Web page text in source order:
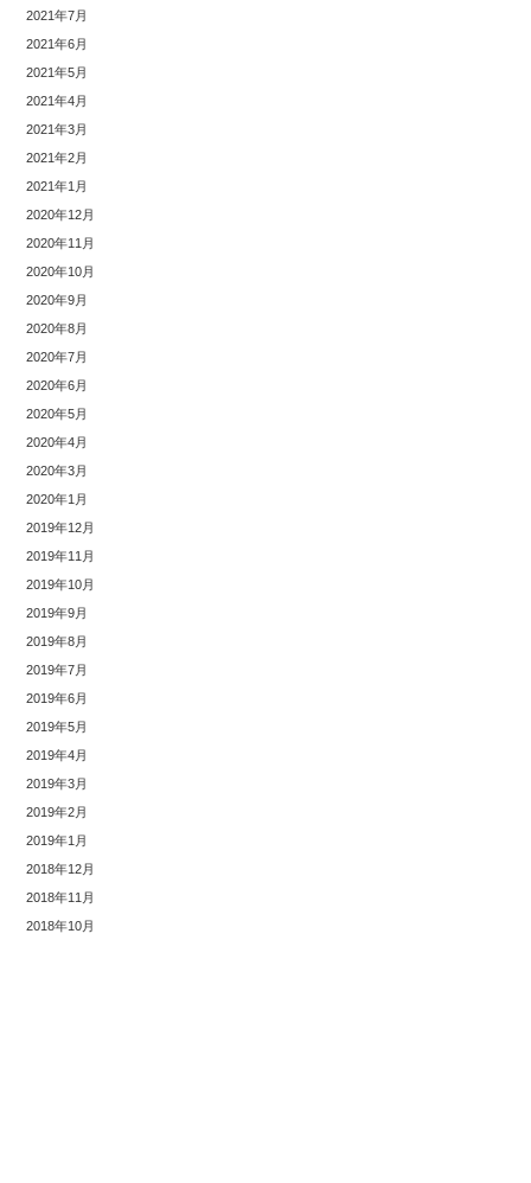
2021年7月
2021年6月
2021年5月
2021年4月
2021年3月
2021年2月
2021年1月
2020年12月
2020年11月
2020年10月
2020年9月
2020年8月
2020年7月
2020年6月
2020年5月
2020年4月
2020年3月
2020年1月
2019年12月
2019年11月
2019年10月
2019年9月
2019年8月
2019年7月
2019年6月
2019年5月
2019年4月
2019年3月
2019年2月
2019年1月
2018年12月
2018年11月
2018年10月